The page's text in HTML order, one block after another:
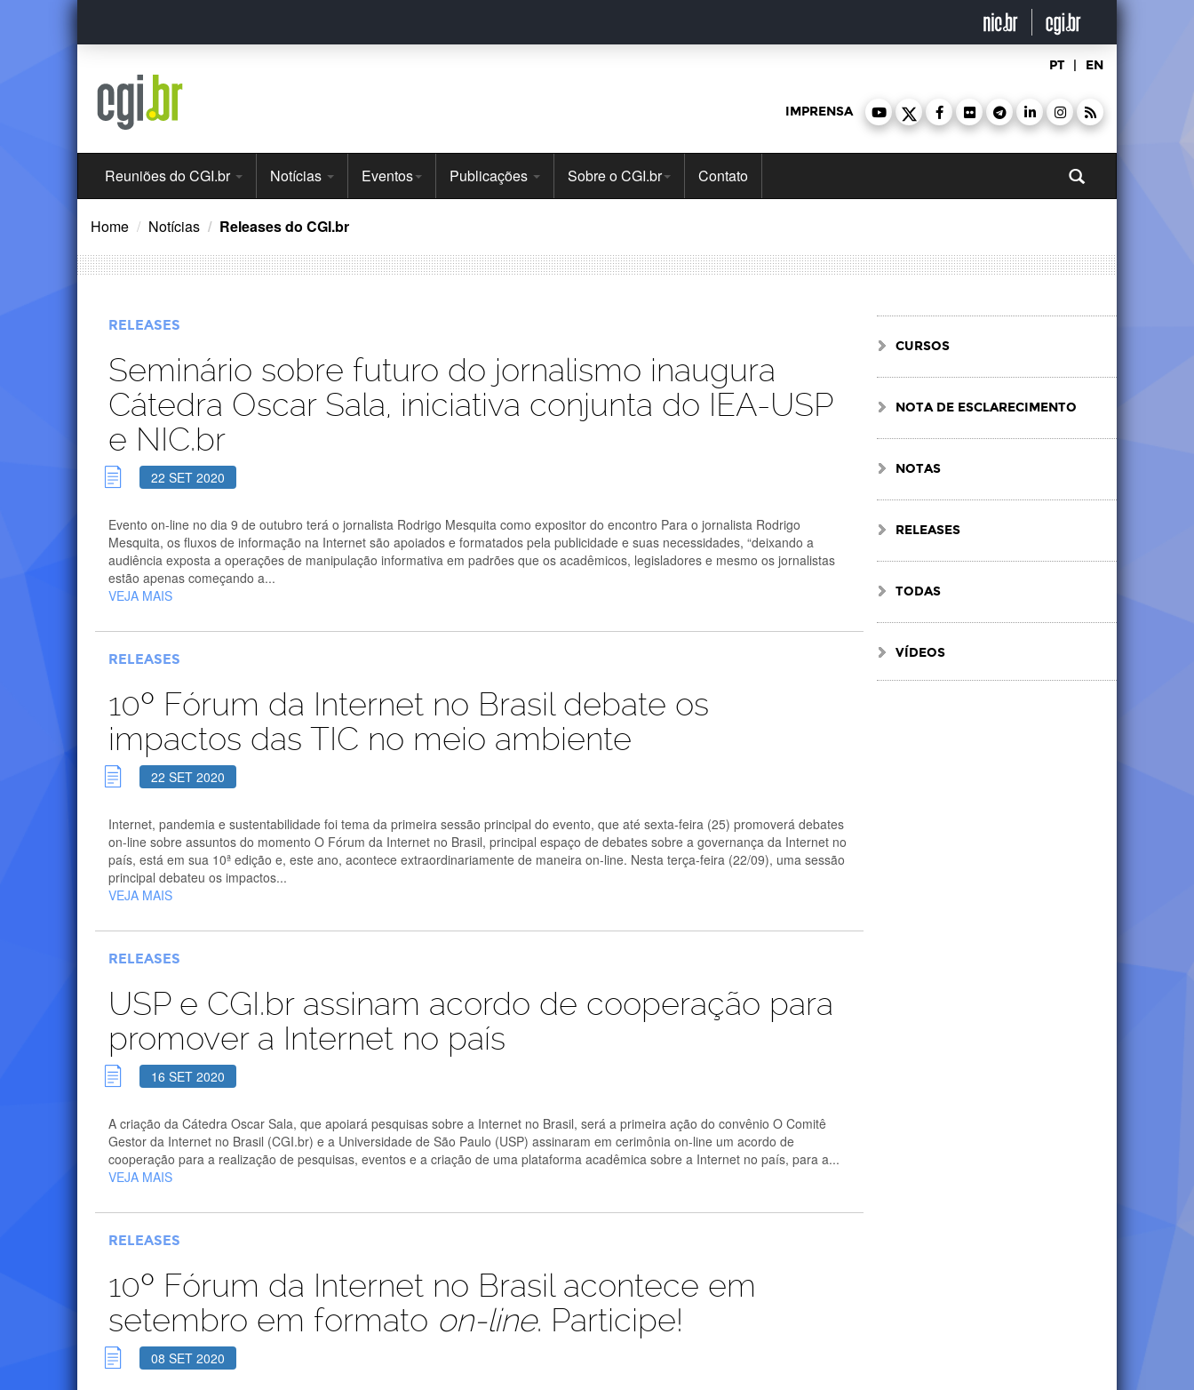
Ir
o
PT | EN
IMPRENSA
Menu
Principal
Reuniões do CGI.br Notícias Eventos Publicações Sobre o CGI.br Contato
Home Notícias Releases do CGI.br
RELEASES
Seminário sobre futuro do jornalismo inaugura
Cátedra Oscar Sala, iniciativa conjunta do IEA-USP
e NIC.br
22 SET 2020
Evento on-line no dia 9 de outubro terá o jornalista Rodrigo Mesquita como expositor do encontro Para o jornalista Rodrigo
Mesquita, os fluxos de informação na Internet são apoiados e formatados pela publicidade e suas necessidades, “deixando a
audiência exposta a operações de manipulação informativa em padrões que os acadêmicos, legisladores e mesmo os jornalistas
estão apenas começando a...
VEJA MAIS
RELEASES
10º Fórum da Internet no Brasil debate os
impactos das TIC no meio ambiente
22 SET 2020
Internet, pandemia e sustentabilidade foi tema da primeira sessão principal do evento, que até sexta-feira (25) promoverá debates
on-line sobre assuntos do momento O Fórum da Internet no Brasil, principal espaço de debates sobre a governança da Internet no
país, está em sua 10ª edição e, este ano, acontece extraordinariamente de maneira on-line. Nesta terça-feira (22/09), uma sessão
principal debateu os impactos...
VEJA MAIS
RELEASES
USP e CGI.br assinam acordo de cooperação para
promover a Internet no país
16 SET 2020
A criação da Cátedra Oscar Sala, que apoiará pesquisas sobre a Internet no Brasil, será a primeira ação do convênio O Comitê
Gestor da Internet no Brasil (CGI.br) e a Universidade de São Paulo (USP) assinaram em cerimônia on-line um acordo de
cooperação para a realização de pesquisas, eventos e a criação de uma plataforma acadêmica sobre a Internet no país, para a...
VEJA MAIS
RELEASES
10º Fórum da Internet no Brasil acontece em
setembro em formato on-line. Participe!
08 SET 2020
CURSOS
NOTA DE ESCLARECIMENTO
NOTAS
RELEASES
TODAS
VÍDEOS